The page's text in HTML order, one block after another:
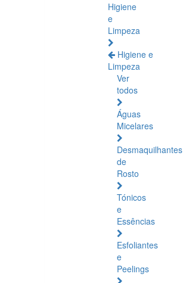
Higiene
e
Limpeza
Higiene e
Limpeza
Ver
todos
Águas
Micelares
Desmaquilhantes
de
Rosto
Tónicos
e
Essências
Esfoliantes
e
Peelings